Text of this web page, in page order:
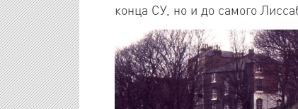
конца СУ, но и до самого